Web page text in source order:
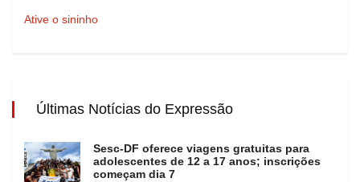
Ative o sininho
Últimas Notícias do Expressão
Sesc-DF oferece viagens gratuitas para
adolescentes de 12 a 17 anos; inscrições
começam dia 7